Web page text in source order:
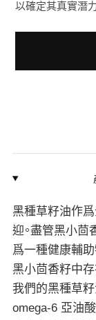
以確定其真實潛力
黑種草籽油作
迎。盡管黑小茴
爲一種健康輔助
黑小茴香籽中存
我們的黑種草
omega-6 亞油